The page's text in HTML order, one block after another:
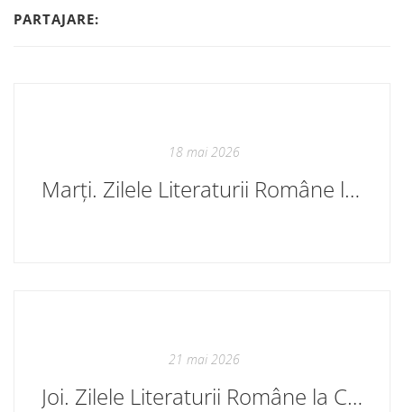
PARTAJARE:
18 mai 2026
Marți. Zilele Literaturii Române la Chișinău
21 mai 2026
Joi. Zilele Literaturii Române la Chișinău